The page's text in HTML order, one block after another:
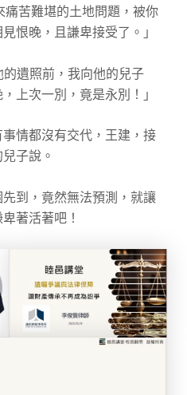
苦難堪的土地問題，被你
恨晚，且謙卑接受了。」
遺照前，我向他的兒子
上次一別，竟是永別！」
事情都沒有交代，王建，接
子說。
到，竟然無法預測，就讓
著活著吧！